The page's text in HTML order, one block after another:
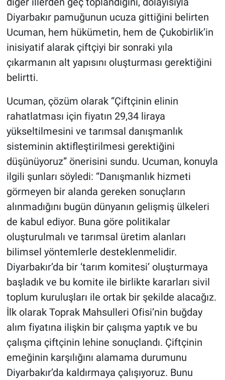
Diyarbakır pamuğunun ucuza gittiğini belirten
Ucuman, hem hükümetin, hem de Çukobirlik’in
inisiyatif alarak çiftçiyi bir sonraki yıla
çıkarmanın alt yapısını oluşturması gerektiğini
belirtti.
Ucuman, çözüm olarak “Çiftçinin elinin
rahatlatması için fiyatın 29,34 liraya
yükseltilmesini ve tarımsal danışmanlık
sisteminin aktifleştirilmesi gerektiğini
düşünüyoruz” önerisini sundu. Ucuman, konuyla
ilgili şunları söyledi: “Danışmanlık hizmeti
görmeyen bir alanda gereken sonuçların
alınmadığını bugün dünyanın gelişmiş ülkeleri
de kabul ediyor. Buna göre politikalar
oluşturulmalı ve tarımsal üretim alanları
bilimsel yöntemlerle desteklenmelidir.
Diyarbakır’da bir ‘tarım komitesi’ oluşturmaya
başladık ve bu komite ile birlikte kararları sivil
toplum kuruluşları ile ortak bir şekilde alacağız.
İlk olarak Toprak Mahsulleri Ofisi’nin buğday
alım fiyatına ilişkin bir çalışma yaptık ve bu
çalışma çiftçinin lehine sonuçlandı. Çiftçinin
emeğinin karşılığını alamama durumunu
Diyarbakır’da kaldırmaya çalışıyoruz. Bunu